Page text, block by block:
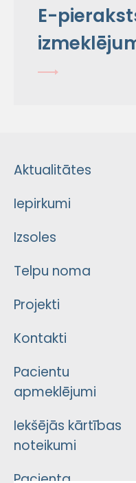
E-
Aktualitātes
Iepirkumi
Izsoles
Telpu noma
Projekti
Kontakti
Pacientu
apmeklējumi
Iekšējās kārtības
noteikumi
Pacienta